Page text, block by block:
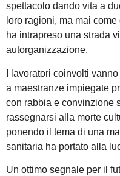
spettacolo dando vita a
loro ragioni, ma mai
ha intrapreso una strada
autorganizzazione.
I lavoratori coinvolti
a maestranze impiegate
con rabbia e convinzione
rassegnarsi alla morte
ponendo il tema di una
sanitaria ha portato alla
Un ottimo segnale per il